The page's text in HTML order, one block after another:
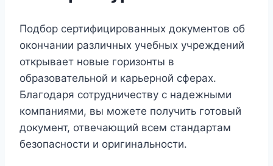
Подбор сертифицированных документов об
окончании различных учебных учреждений
открывает новые горизонты в
образовательной и карьерной сферах.
Благодаря сотрудничеству с надежными
компаниями, вы можете получить готовый
документ, отвечающий всем стандартам
безопасности и оригинальности.